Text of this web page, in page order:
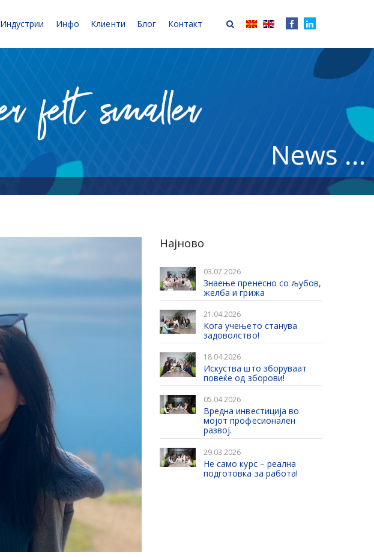
Индустрии Инфо Клиенти Блог Контакт
Најново
03.07.2026
Знаење пренесно со љубов,
желба и грижа
21.04.2026
Кога учењето станува
задоволство!
18.04.2026
Искуства што зборуваат
повеќе од зборови!
05.04.2026
Вредна инвестиција во
мојот професионален
развој.
29.03.2026
Не само курс – реална
подготовка за работа!